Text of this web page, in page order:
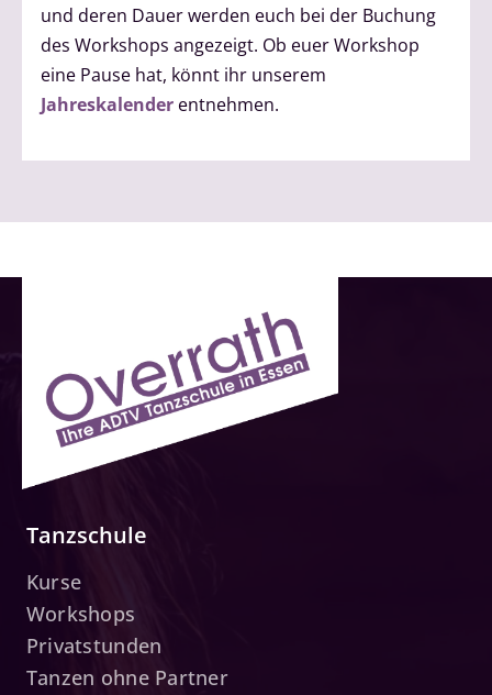
und deren Dauer werden euch bei der Buchung
des Workshops angezeigt. Ob euer Workshop
eine Pause hat, könnt ihr unserem
Jahreskalender entnehmen.
Tanzschule
Kurse
Workshops
Privatstunden
Tanzen ohne Partner